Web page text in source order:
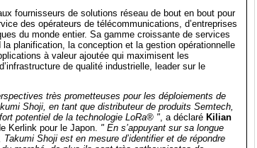
fournisseurs de solutions réseau de bout en bout pour
des opérateurs de télécommunications, d’entreprises
du monde entier. Sa gamme croissante de services
la planification, la conception et la gestion opérationnelle
à valeur ajoutée qui maximisent les
de qualité industrielle, leader sur le
très prometteuses pour les déploiements de
Shoji, en tant que distributeur de produits Semtech,
potentiel de la technologie LoRa® ", a déclaré Kilian
Kerlink pour le Japon. " En s’appuyant sur sa longue
Shoji est en mesure d’identifier et de répondre